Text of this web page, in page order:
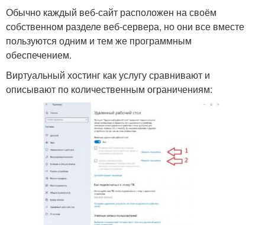
Обычно каждый веб-сайт расположен на своём
собственном разделе веб-сервера, но они все вместе
пользуются одним и тем же программным
обеспечением.
Виртуальный хостинг как услугу сравнивают и
описывают по количественным ограничениям: